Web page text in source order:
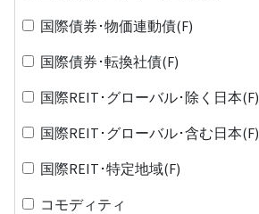
国際債券･物価連動債(F)
国際債券･転換社債(F)
国際REIT･グローバル･除く日本(F)
国際REIT･グローバル･含む日本(F)
国際REIT･特定地域(F)
コモディティ